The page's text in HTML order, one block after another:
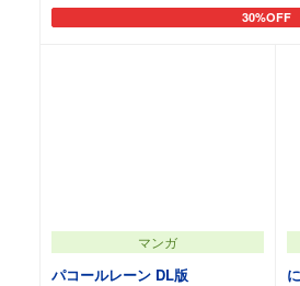
30%OFF
カートに追
マンガ
パコールレーン DL版